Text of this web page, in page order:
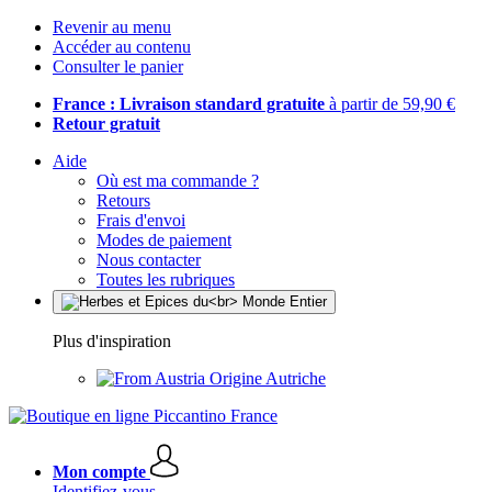
Revenir au menu
Accéder au contenu
Consulter le panier
France : Livraison standard gratuite à partir de 59,90 €
Retour gratuit
Aide
Où est ma commande ?
Retours
Frais d'envoi
Modes de paiement
Nous contacter
Toutes les rubriques
Plus d'inspiration
Origine Autriche
Mon compte